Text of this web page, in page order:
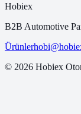
Hobiex
B2B Automotive
Ürünler
© 2026 Hobiex